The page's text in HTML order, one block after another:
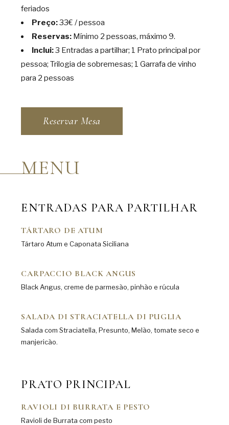
feriados
Preço:33€ / pessoa
Reservas: Mínimo 2 pessoas, máximo 9.
Inclui:3 Entradas a partilhar; 1 Prato principal por
pessoa; Trilogia de sobremesas; 1 Garrafa de vinho
para 2 pessoas
Reservar Mesa
MENU
ENTRADAS PARA PARTILHAR
TÁRTARO DE ATUM
Tártaro Atum e Caponata Siciliana
CARPACCIO BLACK ANGUS
Black Angus, creme de parmesão, pinhão e rúcula
SALADA DI STRACIATELLA DI PUGLIA
Salada com Straciatella, Presunto, Melão, tomate seco e
manjericão.
PRATO PRINCIPAL
RAVIOLI DI BURRATA E PESTO
Ravioli de Burrata com pesto